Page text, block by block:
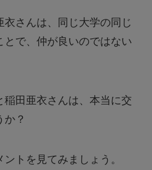
さんは、同じ大学の同じ
とで、仲が良いのではない
稲田亜衣さんは、本当に交
か？
トを見てみましょう。